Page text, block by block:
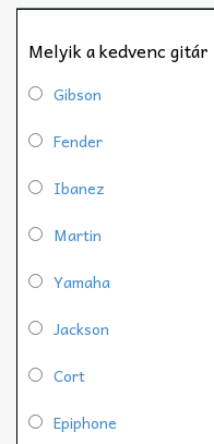
Melyik a kedvenc gitár
Gibson
Fender
Ibanez
Martin
Yamaha
Jackson
Cort
Epiphone